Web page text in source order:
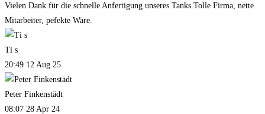
Vielen Dank für die schnelle Anfertigung unseres Tanks.Tolle Firma, nette
Mitarbeiter, pefekte Ware.
Ti s
20:49 12 Aug 25
Peter Finkenstädt
08:07 28 Apr 24